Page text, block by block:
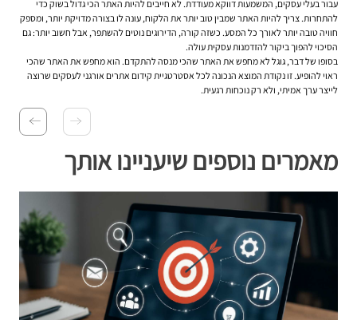
עבור בעלי עסקים, המשמעות דווקא מעודדת. לא חייבים להיות האתר הכי גדול בשוק כדי
להתחרות. צריך להיות האתר שמבין טוב יותר את הלקוח, עונה לו בצורה מדויקת יותר, ומספק
חוויה טובה יותר לאורך כל המסע. כשזה קורה, הדירוגים נוטים להשתפר, אבל חשוב יותר: גם
הסיכוי להפוך ביקור להזדמנות עסקית עולה.
בסופו של דבר, גוגל לא מחפש את האתר שהכי מנסה להתקדם. הוא מחפש את האתר שהכי
ראוי להופיע. זו נקודת המוצא הנכונה לכל אסטרטגיית קידום אתרים אורגני לעסקים שרוצה
לייצר ערך אמיתי, ולא רק נוכחות רגעית.
מאמרים נוספים שיעניינו אותך